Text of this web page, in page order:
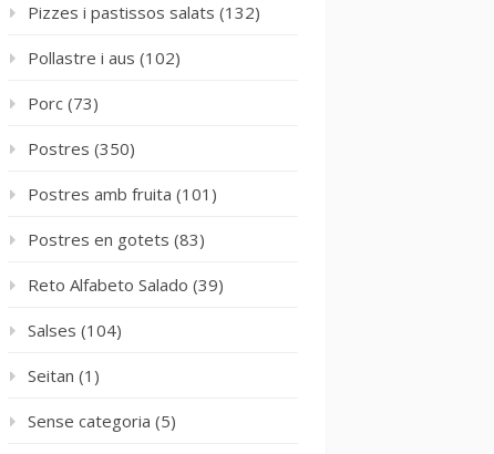
Pizzes i pastissos salats (132)
Pollastre i aus (102)
Porc (73)
Postres (350)
Postres amb fruita (101)
Postres en gotets (83)
Reto Alfabeto Salado (39)
Salses (104)
Seitan (1)
Sense categoria (5)